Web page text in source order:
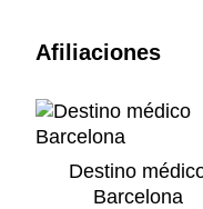
Afiliaciones
Destino
Barcelona